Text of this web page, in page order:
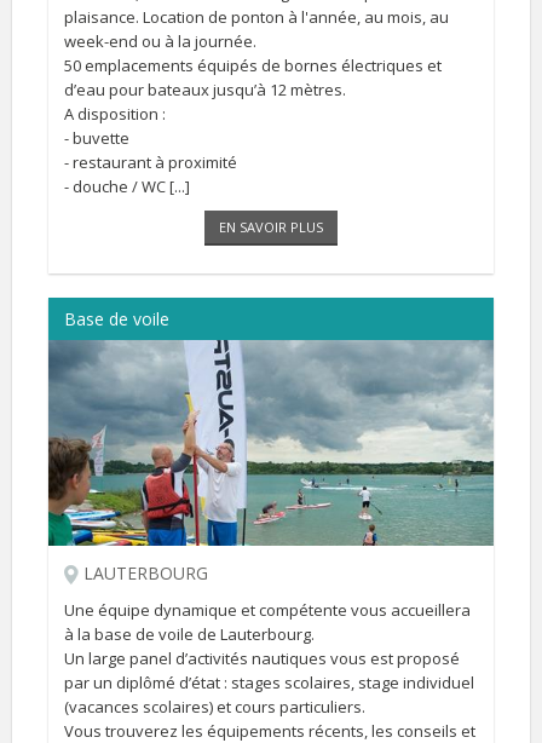
plaisance. Location de ponton à l'année, au mois, au
week-end ou à la journée.
50 emplacements équipés de bornes électriques et
d’eau pour bateaux jusqu’à 12 mètres.
A disposition :
- buvette
- restaurant à proximité
- douche / WC [...]
EN SAVOIR PLUS
Base de voile
LAUTERBOURG
Une équipe dynamique et compétente vous accueillera
à la base de voile de Lauterbourg.
Un large panel d’activités nautiques vous est proposé
par un diplômé d’état : stages scolaires, stage individuel
(vacances scolaires) et cours particuliers.
Vous trouverez les équipements récents, les conseils et